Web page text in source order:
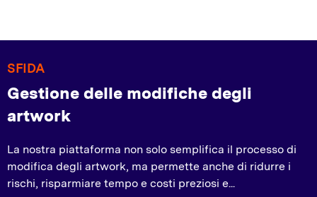
SFIDA
Gestione delle modifiche degli
artwork
La nostra piattaforma non solo semplifica il processo di
modifica degli artwork, ma permette anche di ridurre i
rischi, risparmiare tempo e costi preziosi e...